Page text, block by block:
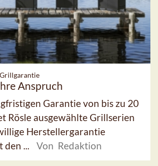
Anspruch
Garantie von bis zu 20
Rösle ausgewählte Grillserien
Herstellergarantie
...
Von Redaktion